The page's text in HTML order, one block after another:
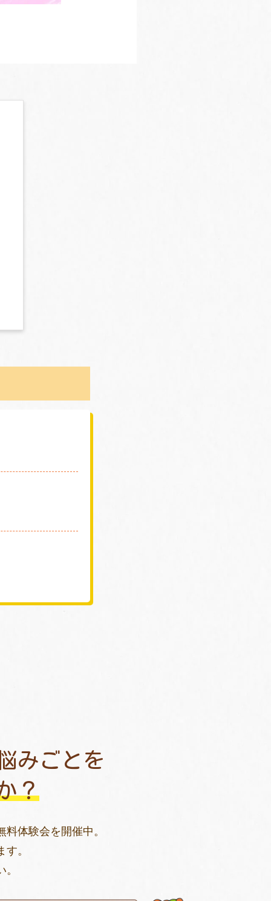
みごとを
？
体験会を開催中。
。